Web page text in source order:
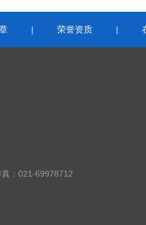
| 荣誉资质 |
真：021-69978712